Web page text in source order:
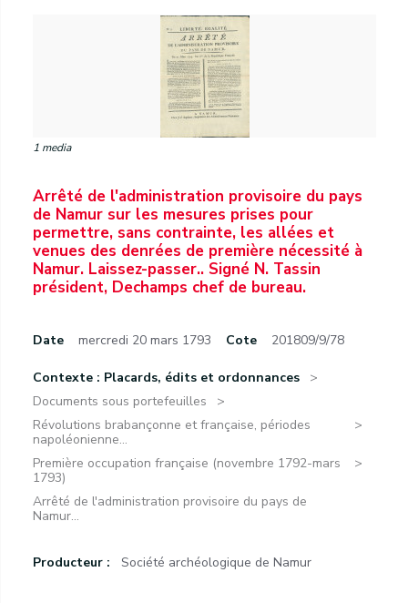
1 media
Arrêté de l'administration provisoire du pays
de Namur sur les mesures prises pour
permettre, sans contrainte, les allées et
venues des denrées de première nécessité à
Namur. Laissez-passer.. Signé N. Tassin
président, Dechamps chef de bureau.
Date mercredi 20 mars 1793 Cote 201809/9/78
Contexte : Placards, édits et ordonnances
Documents sous portefeuilles
Révolutions brabançonne et française, périodes
napoléonienne...
Première occupation française (novembre 1792-mars
1793)
Arrêté de l'administration provisoire du pays de
Namur...
Producteur : Société archéologique de Namur